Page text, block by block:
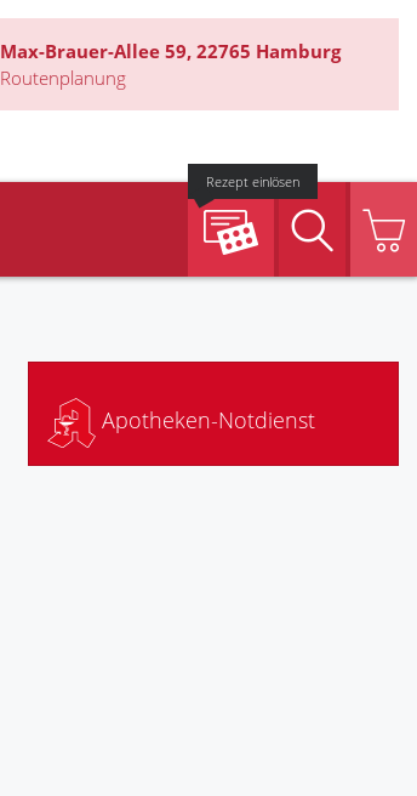
Max-Brauer-Allee 59, 22765 Hamburg
Routenplanung
Rezept einlösen
Suche
Apotheken-Notdienst